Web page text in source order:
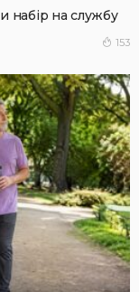
набір на службу
153